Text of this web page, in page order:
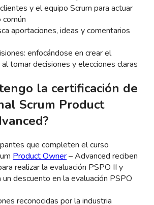
y el equipo Scrum para actuar
aportaciones, ideas y comentarios
enfocándose en crear el
tomar decisiones y elecciones claras
la certificación de
Scrum Product
que completen el curso
Product Owner– Advanced reciben
realizar la evaluación PSPO II y
descuento en la evaluación PSPO
reconocidas por la industria